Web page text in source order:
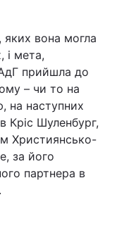
яких вона могла
і мета,
прийшла до
– чи то на
на наступних
Кріс Шуленбург,
Християнсько-
за його
партнера в